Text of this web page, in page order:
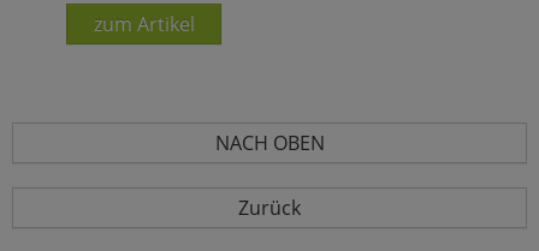
zum Artikel
NACH OBEN
Zurück